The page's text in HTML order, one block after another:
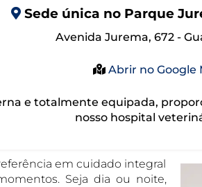
Sede única no Parque
Avenida Jurema, 672 -
Abrir no Google
e totalmente equipada,
nosso hospital
em cuidado integral
Seja dia ou noite,